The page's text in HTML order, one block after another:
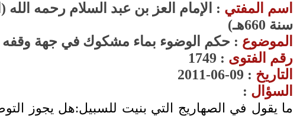
اسم المفتي : الإمام العز بن عبد السلام رحمه الله
سنة 660هـ)
الموضوع : حكم الوضوء بماء مشكوك في جهة وقفه
رقم الفتوى :
1749
التاريخ : 09-06-2011
السؤال :
ما يقول في الصهاريج التي بنيت للسبيل:هل يجوز